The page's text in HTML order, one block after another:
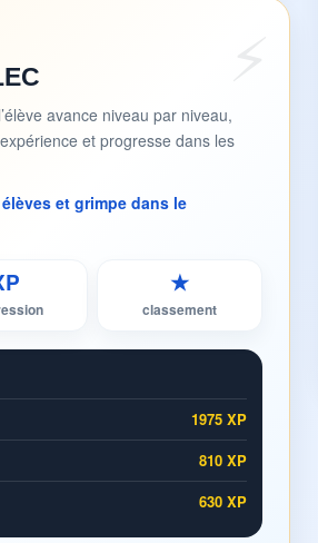
avance niveau par niveau,
et progresse dans les
et grimpe dans le
★
classement
1975 XP
810 XP
630 XP